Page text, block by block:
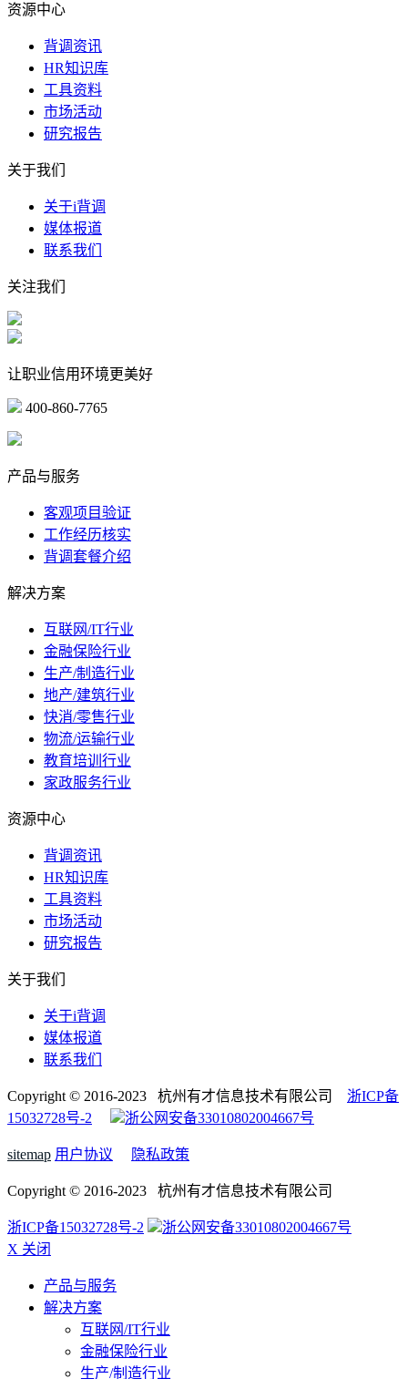
资源中心
背调资讯
HR知识库
工具资料
市场活动
研究报告
关于我们
关于i背调
媒体报道
联系我们
关注我们
让职业信用环境更美好
400-860-7765
产品与服务
客观项目验证
工作经历核实
背调套餐介绍
解决方案
互联网/IT行业
金融保险行业
生产/制造行业
地产/建筑行业
快消/零售行业
物流/运输行业
教育培训行业
家政服务行业
资源中心
背调资讯
HR知识库
工具资料
市场活动
研究报告
关于我们
关于i背调
媒体报道
联系我们
Copyright © 2016-2023 杭州有才信息技术有限公司 浙ICP备
15032728号-2
浙公网安备33010802004667号
sitemap 用户协议 隐私政策
Copyright © 2016-2023 杭州有才信息技术有限公司
浙ICP备15032728号-2
浙公网安备33010802004667号
X 关闭
产品与服务
解决方案
互联网/IT行业
金融保险行业
生产/制造行业